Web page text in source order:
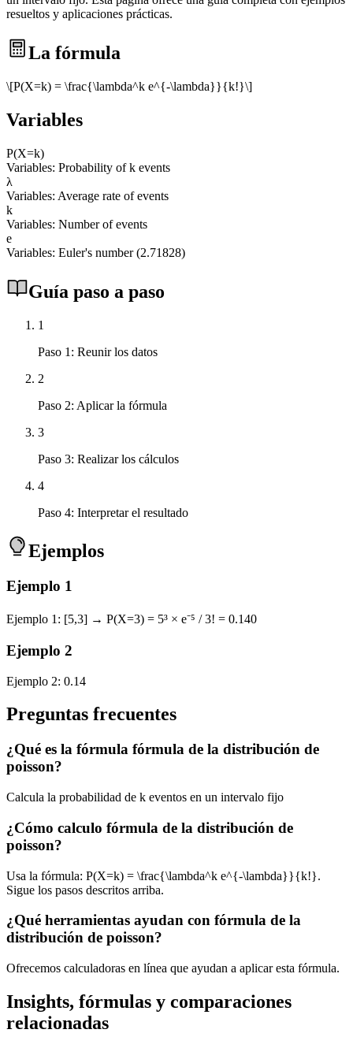
resueltos y aplicaciones prácticas.
La fórmula
\[P(X=k) = \frac{\lambda^k e^{-\lambda}}{k!}\]
Variables
P(X=k)
Variables: Probability of k events
λ
Variables: Average rate of events
k
Variables: Number of events
e
Variables: Euler's number (2.71828)
Guía paso a paso
1
Paso 1: Reunir los datos
2
Paso 2: Aplicar la fórmula
3
Paso 3: Realizar los cálculos
4
Paso 4: Interpretar el resultado
Ejemplos
Ejemplo 1
Ejemplo 1: [5,3] → P(X=3) = 5³ × e⁻⁵ / 3! = 0.140
Ejemplo 2
Ejemplo 2: 0.14
Preguntas frecuentes
¿Qué es la fórmula fórmula de la distribución de
poisson?
Calcula la probabilidad de k eventos en un intervalo fijo
¿Cómo calculo fórmula de la distribución de
poisson?
Usa la fórmula: P(X=k) = \frac{\lambda^k e^{-\lambda}}{k!}.
Sigue los pasos descritos arriba.
¿Qué herramientas ayudan con fórmula de la
distribución de poisson?
Ofrecemos calculadoras en línea que ayudan a aplicar esta fórmula.
Insights, fórmulas y comparaciones
relacionadas